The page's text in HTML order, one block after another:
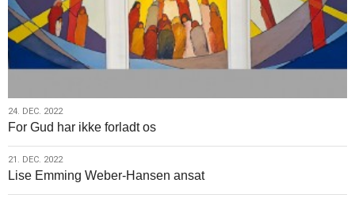
24.
dec.
2022
24. DEC. 2022
For Gud har ikke forladt os
21.
dec.
2022
21. DEC. 2022
Lise Emming Weber-Hansen ansat